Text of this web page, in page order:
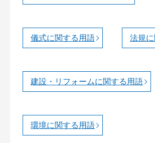
儀式に関する用語 法規
建設・リフォームに関する用語
環境に関する用語